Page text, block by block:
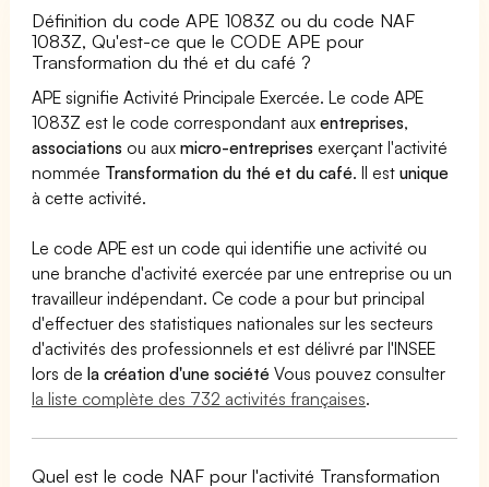
Définition du code APE 1083Z ou du code NAF
1083Z, Qu'est-ce que le CODE APE pour
Transformation du thé et du café ?
APE signifie Activité Principale Exercée. Le code APE
1083Z est le code correspondant auxentreprises,
associations ou auxmicro-entreprises exerçant l'activité
nommée Transformation du thé et du café. Il estunique
à cette activité.
Le code APE est un code qui identifie une activité ou
une branche d'activité exercée par une entreprise ou un
travailleur indépendant. Ce code a pour but principal
d'effectuer des statistiques nationales sur les secteurs
d'activités des professionnels et est délivré par l'INSEE
lors dela création d'une société Vous pouvez consulter
la liste complète des 732 activités françaises.
Quel est le code NAF pour l'activité Transformation